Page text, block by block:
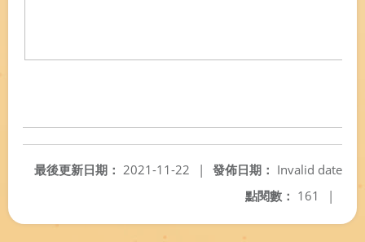
發佈日期： Invalid date
最後更新日期： 2021-11-22
|
點閱數： 161 |